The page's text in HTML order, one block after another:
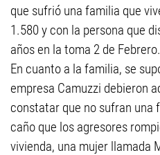
que sufrió una familia que
1.580 y con la persona que
años en la toma 2 de Febrero.
En cuanto a la familia, se
empresa Camuzzi debieron
constatar que no sufran una
caño que los agresores
vivienda, una mujer llamada